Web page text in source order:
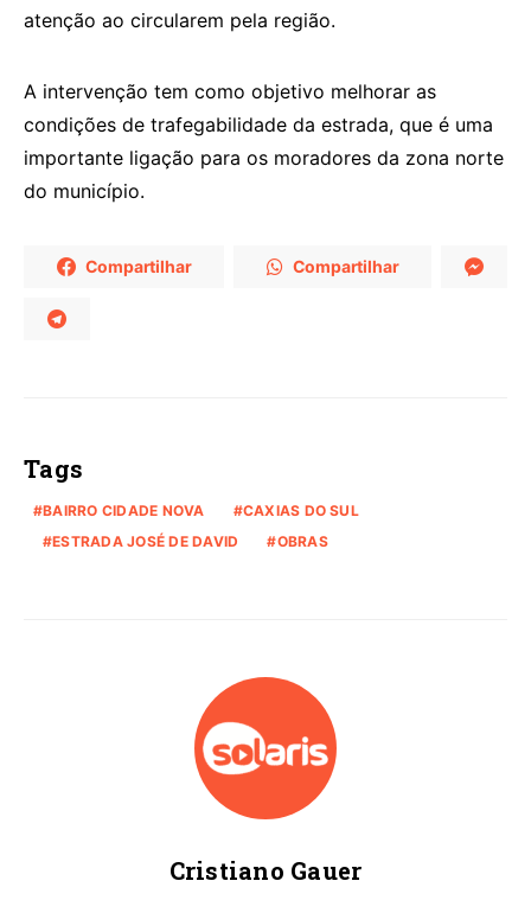
atenção ao circularem pela região.
A intervenção tem como objetivo melhorar as
condições de trafegabilidade da estrada, que é uma
importante ligação para os moradores da zona norte
do município.
Compartilhar Compartilhar
Tags
BAIRRO CIDADE NOVA
CAXIAS DO SUL
ESTRADA JOSÉ DE DAVID
OBRAS
Cristiano Gauer